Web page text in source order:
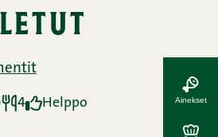
4 Helppo Ainekset